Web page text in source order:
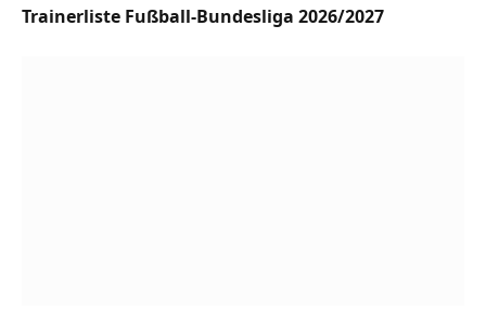
Trainerliste Fußball-Bundesliga 2026/2027